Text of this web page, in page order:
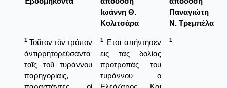
Ιωάννη Θ.
Κολιτσάρα
Παναγιώτη
Ν. Τρεμπέλα
1 Τοῦτον τὸν τρόπον
ἀντιρρητορεύσαντα
ταῖς τοῦ τυράννου
παρηγορίαις,
1
Ετσι απήντησεν
εις τας δολίας
προτροπάς του
τυράννου ο
1